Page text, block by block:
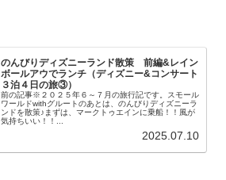
のんびりディズニーランド散策 前編&レイン
ボールアウでランチ（ディズニー&コンサート
３泊４日の旅③）
前の記事※２０２５年６～７月の旅行記です。スモール
ワールドwithグルートのあとは、のんびりディズニーラ
ンドを散策♪まずは、マークトゥエインに乗船！！風が
気持ちいい！！...
2025.07.10